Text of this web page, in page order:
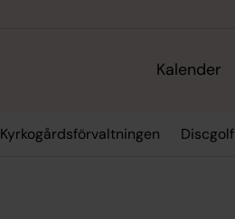
Kalender
Kyrkogårdsförvaltningen Discgolf